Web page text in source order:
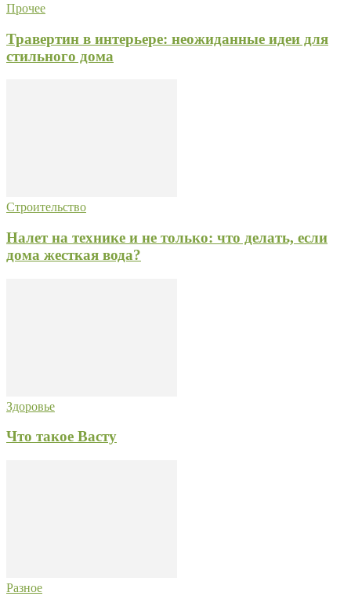
Прочее
Травертин в интерьере: неожиданные идеи для
стильного дома
Строительство
Налет на технике и не только: что делать, если
дома жесткая вода?
Здоровье
Что такое Васту
Разное